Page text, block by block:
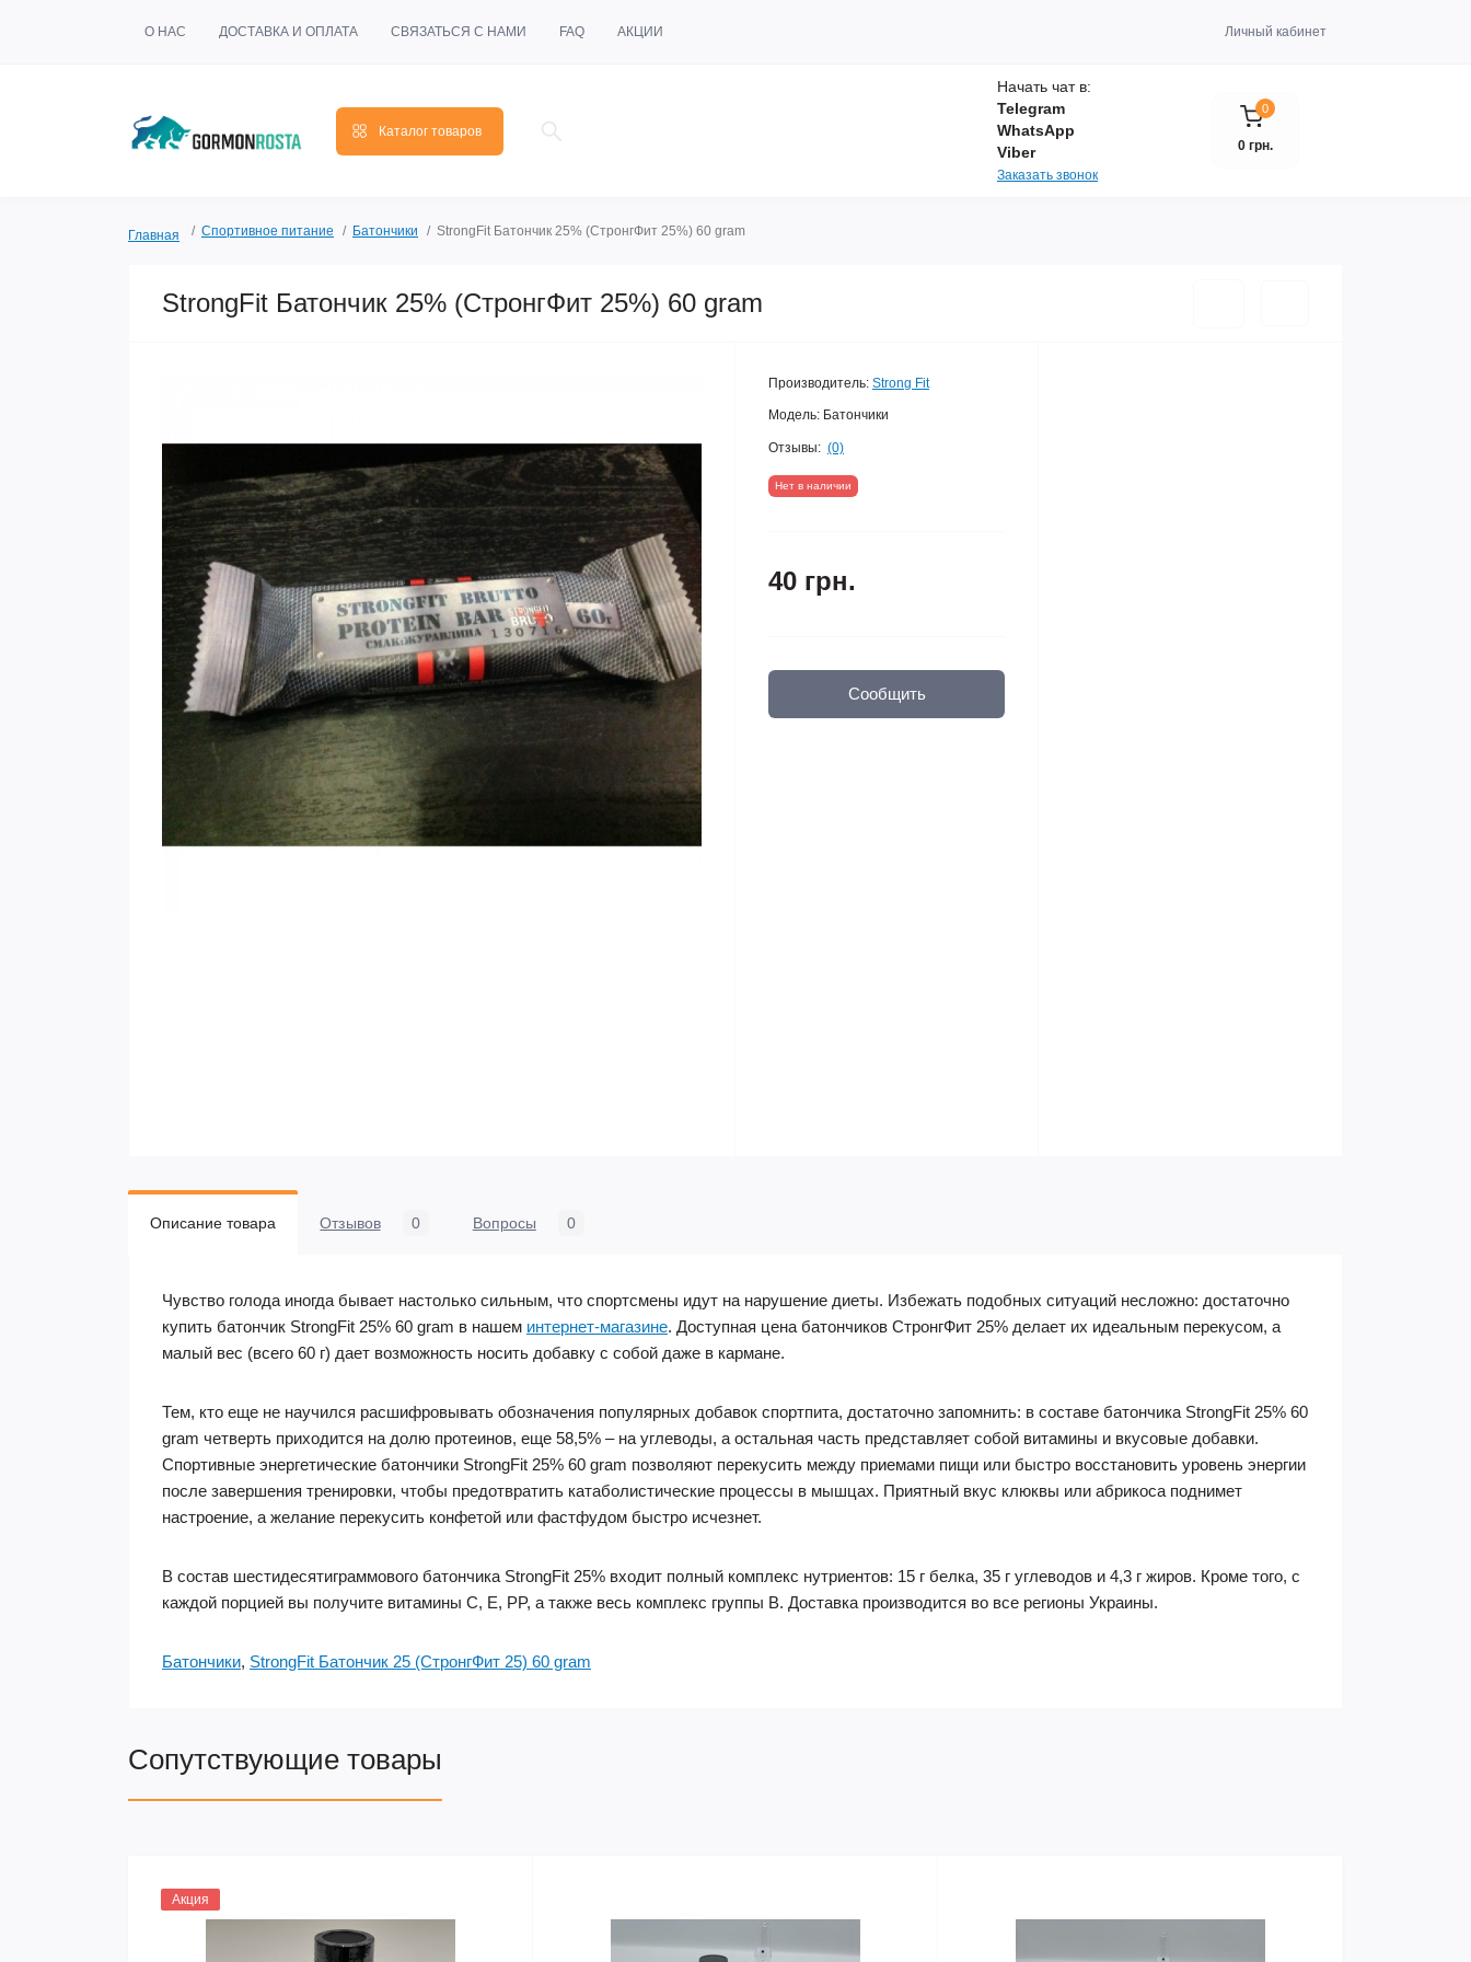
О НАС ДОСТАВКА И ОПЛАТА СВЯЗАТЬСЯ С НАМИ FAQ АКЦИИ Личный кабинет
Каталог товаров
Начать чат в:
Telegram
WhatsApp
Viber
Заказать звонок
0
0 грн.
Главная Спортивное питание Батончики StrongFit Батончик 25% (СтронгФит 25%) 60 gram
StrongFit Батончик 25% (СтронгФит 25%) 60 gram
Производитель: Strong Fit
Модель: Батончики
Отзывы: (0)
Нет в наличии
40 грн.
Сообщить
Описание товара Отзывов 0 Вопросы 0
Чувство голода иногда бывает настолько сильным, что спортсмены идут на нарушение диеты. Избежать подобных ситуаций несложно: достаточно
купить батончик StrongFit 25% 60 gram в нашем интернет-магазине. Доступная цена батончиков СтронгФит 25% делает их идеальным перекусом, а
малый вес (всего 60 г) дает возможность носить добавку с собой даже в кармане.
Тем, кто еще не научился расшифровывать обозначения популярных добавок спортпита, достаточно запомнить: в составе батончика StrongFit 25% 60
gram четверть приходится на долю протеинов, еще 58,5% – на углеводы, а остальная часть представляет собой витамины и вкусовые добавки.
Спортивные энергетические батончики StrongFit 25% 60 gram позволяют перекусить между приемами пищи или быстро восстановить уровень энергии
после завершения тренировки, чтобы предотвратить катаболистические процессы в мышцах. Приятный вкус клюквы или абрикоса поднимет
настроение, а желание перекусить конфетой или фастфудом быстро исчезнет.
В состав шестидесятиграммового батончика StrongFit 25% входит полный комплекс нутриентов: 15 г белка, 35 г углеводов и 4,3 г жиров. Кроме того, с
каждой порцией вы получите витамины С, Е, PP, а также весь комплекс группы B. Доставка производится во все регионы Украины.
Батончики, StrongFit Батончик 25 (СтронгФит 25) 60 gram
Сопутствующие товары